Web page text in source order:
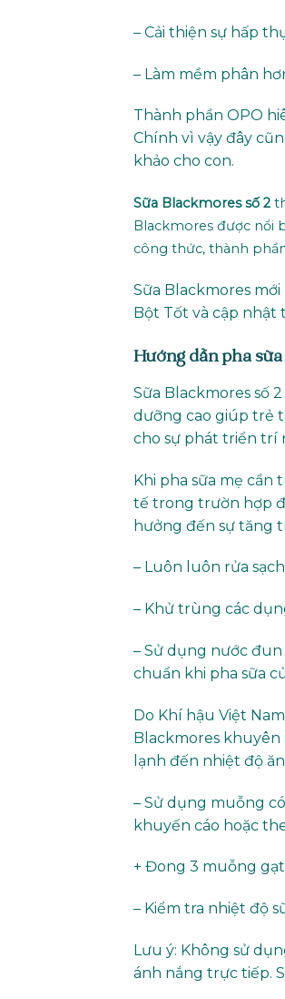
– Cải thiện sự hấp
– Làm mềm phân
Thành phần OPO
Chính vì vậy đây
khảo cho con.
Sữa Blackmores số 2
Blackmores được nổi
công thức, thành
Sữa Blackmores
Bột Tốt và cập nhật
Hướng dẫn pha
Sữa Blackmores số
dưỡng cao giúp trẻ
cho sự phát triển trí
Khi pha sữa mẹ cần
tế trong trườn hợp
hưởng đến sự tăng
– Luôn luôn rửa
– Khử trùng các
– Sử dụng nước
chuẩn khi pha sữa
Do Khí hậu Việt
Blackmores khuyên
lạnh đến nhiệt độ
– Sử dụng muỗng
khuyến cáo hoặc
+ Đong 3 muỗng gạt
– Kiểm tra nhiệt độ
Lưu ý: Không sử
ánh nắng trực tiếp.